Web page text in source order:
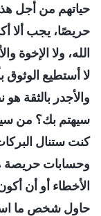
حياتهم من أجل
حريصًا، يجب ألا
الله، ولا الإخوة
لا أستطيع الوثوق
والأجدر بالثقة
سيهتم بك؟ من
كنت ستنال
وحسابات حريصة
الأخطاء أو أن
حاول شخص ما